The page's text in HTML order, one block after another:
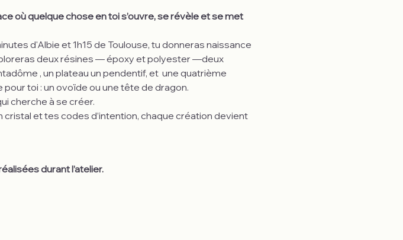
où quelque chose en toi s’ouvre, se révèle et se met
d'Albie et 1h15 de Toulouse, tu donneras naissance
deux résines — époxy et polyester —deux
, un plateau un pendentif, et  une quatrième
toi : un ovoïde ou une tête de dragon.
cherche à se créer.
et tes codes d’intention, chaque création devient
durant l’atelier.